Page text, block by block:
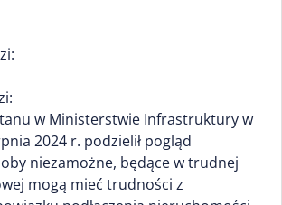
w Ministerstwie Infrastruktury w
2024 r. podzielił pogląd
niezamożne, będące w trudnej
mogą mieć trudności z